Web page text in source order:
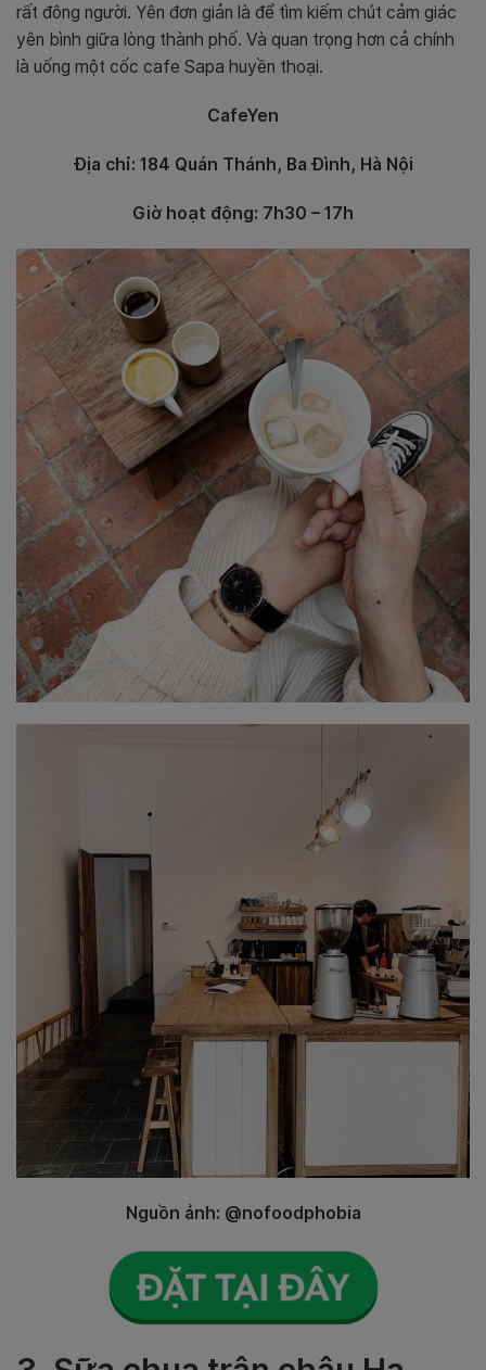
rất đông người. Yên đơn giản là để tìm kiếm chút cảm giác
yên bình giữa lòng thành phố. Và quan trọng hơn cả chính
là uống một cốc cafe Sapa huyền thoại.
CafeYen
Địa chỉ: 184 Quán Thánh, Ba Đình, Hà Nội
Giờ hoạt động: 7h30 – 17h
Nguồn ảnh: @nofoodphobia